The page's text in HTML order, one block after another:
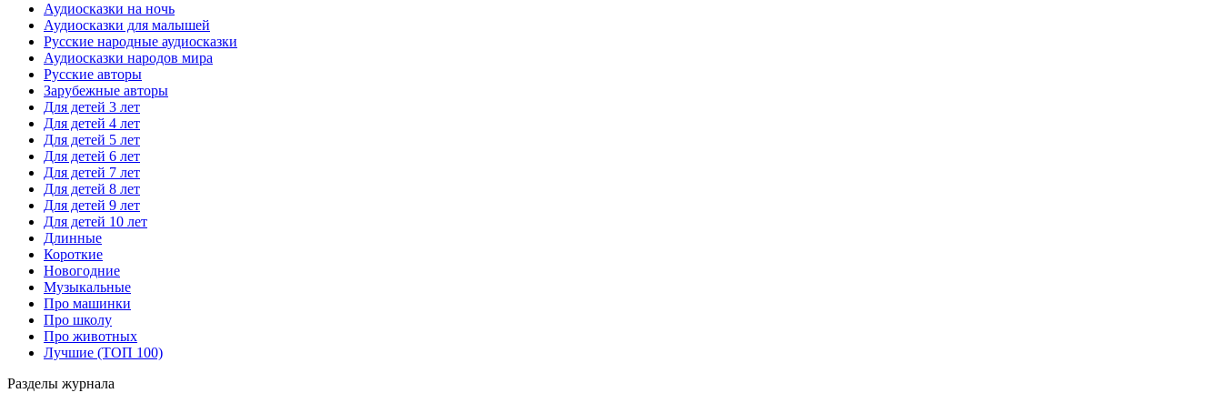
Аудиосказки на ночь
Аудиосказки для малышей
Русские народные аудиосказки
Аудиосказки народов мира
Русские авторы
Зарубежные авторы
Для детей 3 лет
Для детей 4 лет
Для детей 5 лет
Для детей 6 лет
Для детей 7 лет
Для детей 8 лет
Для детей 9 лет
Для детей 10 лет
Длинные
Короткие
Новогодние
Музыкальные
Про машинки
Про школу
Про животных
Лучшие (ТОП 100)
Разделы журнала